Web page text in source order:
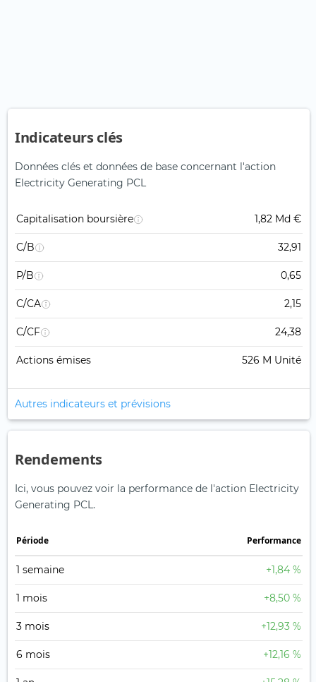
Indicateurs clés
Données clés et données de base concernant l'action
Electricity Generating PCL
Capitalisation boursière 1,82 Md €
C/B 32,91
P/B 0,65
C/CA 2,15
C/CF 24,38
Actions émises 526 M Unité
Autres indicateurs et prévisions
Rendements
Ici, vous pouvez voir la performance de l'action Electricity
Generating PCL.
Période Performance
1 semaine +1,84 %
1 mois +8,50 %
3 mois +12,93 %
6 mois +12,16 %